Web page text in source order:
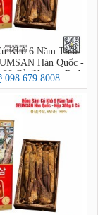
Khô 6 Năm Tuổi
Hàn Quốc -
Củ (Korean Red
Ginseng)
098.679.8008